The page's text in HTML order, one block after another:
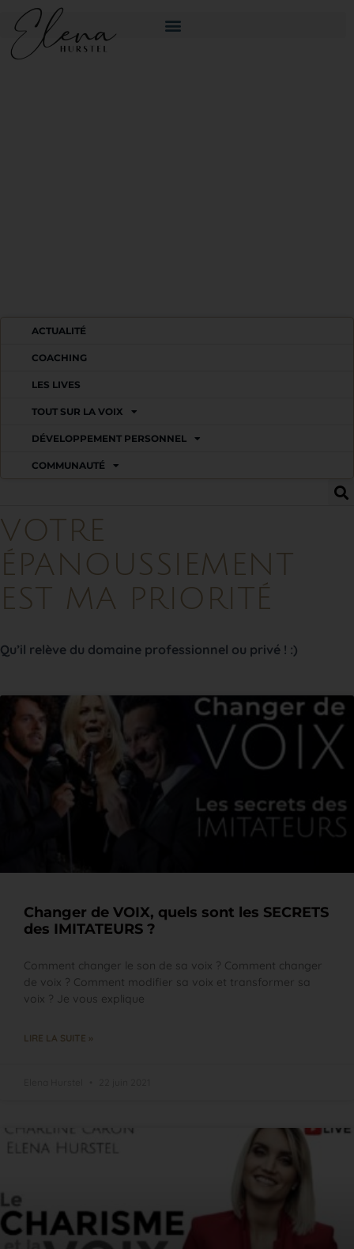
ACTUALITÉ
COACHING
LES LIVES
TOUT SUR LA VOIX
DÉVELOPPEMENT PERSONNEL
COMMUNAUTÉ
VOTRE
ÉPANOUSSIEMENT
EST MA PRIORITÉ
Qu’il relève du domaine professionnel ou privé ! :)
Changer de VOIX, quels sont les SECRETS
des IMITATEURS ?
Comment changer le son de sa voix ? Comment changer
de voix ? Comment modifier sa voix et transformer sa
voix ? Je vous explique
LIRE LA SUITE »